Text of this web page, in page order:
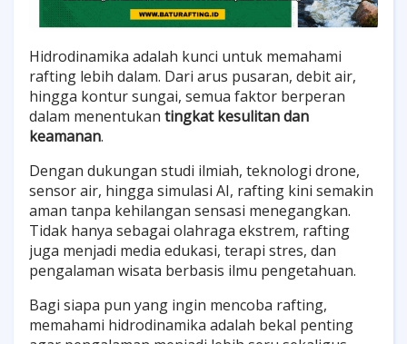
Hidrodinamika adalah kunci untuk memahami
rafting lebih dalam. Dari arus pusaran, debit air,
hingga kontur sungai, semua faktor berperan
dalam menentukan tingkat kesulitan dan
keamanan.
Dengan dukungan studi ilmiah, teknologi drone,
sensor air, hingga simulasi AI, rafting kini semakin
aman tanpa kehilangan sensasi menegangkan.
Tidak hanya sebagai olahraga ekstrem, rafting
juga menjadi media edukasi, terapi stres, dan
pengalaman wisata berbasis ilmu pengetahuan.
Bagi siapa pun yang ingin mencoba rafting,
memahami hidrodinamika adalah bekal penting